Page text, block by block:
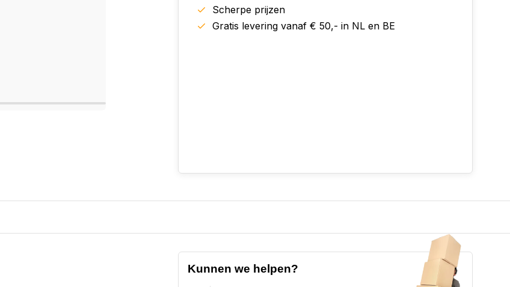
Scherpe prijzen
Gratis levering vanaf € 50,- in NL en BE
Kunnen we helpen?